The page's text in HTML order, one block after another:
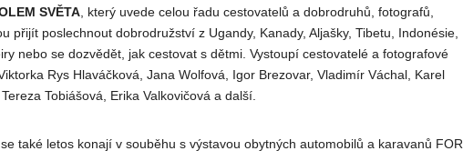
SVĚTA , který uvede celou řadu cestovatelů a dobrodruhů, fotografů,
přijít poslechnout dobrodružství z Ugandy, Kanady, Aljašky, Tibetu, Indonésie,
nebo se dozvědět, jak cestovat s dětmi. Vystoupí cestovatelé a fotografové
Rys Hlaváčková, Jana Wolfová, Igor Brezovar, Vladimír Váchal, Karel
Tobiášová, Erika Valkovičová a další.
také letos konají v souběhu s výstavou obytných automobilů a karavanů FOR